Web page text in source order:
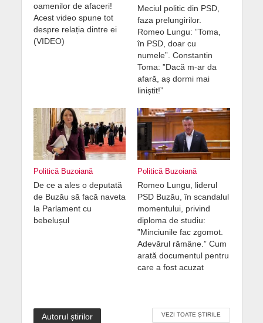
oamenilor de afaceri!
Acest video spune tot
despre relația dintre ei
(VIDEO)
Meciul politic din PSD,
faza prelungirilor.
Romeo Lungu: ”Toma,
în PSD, doar cu
numele”. Constantin
Toma: ”Dacă m-ar da
afară, aș dormi mai
liniștit!”
Politică Buzoiană
De ce a ales o deputată
de Buzău să facă naveta
la Parlament cu
bebelușul
Politică Buzoiană
Romeo Lungu, liderul
PSD Buzău, în scandalul
momentului, privind
diploma de studiu:
”Minciunile fac zgomot.
Adevărul rămâne.” Cum
arată documentul pentru
care a fost acuzat
Autorul știrilor VEZI TOATE ȘTIRILE